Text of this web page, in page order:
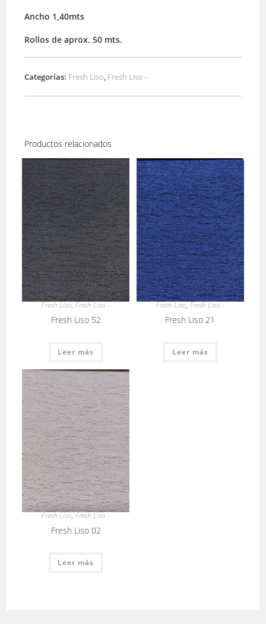
Ancho 1,40mts
Rollos de aprox. 50 mts.
Categorías: Fresh Liso, Fresh Liso -
Productos relacionados
Fresh Liso,Fresh Liso -
Fresh Liso 52
Leer más
Fresh Liso,Fresh Liso -
Fresh Liso 21
Leer más
Fresh Liso,Fresh Liso -
Fresh Liso 02
Leer más